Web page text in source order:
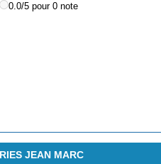
0.0/5 pour 0 note
JEAN MARC